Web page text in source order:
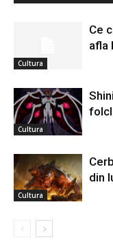
Cultura
Ce
afla
Cultura
Cultura
din